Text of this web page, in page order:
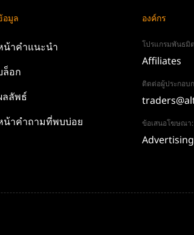
อมูล
น้าคำแนะนำ
ล็อก
ลลัพธ์
น้าคำถามที่พบบ่อย
องค์กร
โปรแกรมพันธมิ
Affiliates
ติดต่อผู้ประกอบ
ข้อเสนอโฆษณา:
Advertising